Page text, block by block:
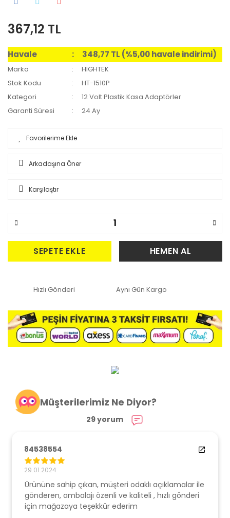
367,12 TL
Havale 348,77 TL (%5,00 havale indirimi)
Marka
HIGHTEK
Stok Kodu
HT-1510P
Kategori
12 Volt Plastik Kasa Adaptörler
Garanti Süresi
24 Ay
Arkadaşına Öner
Karşılaştır
SEPETE EKLE HEMEN AL
Hızlı Gönderi Aynı Gün Kargo
Müşterilerimiz Ne Diyor?
29 yorum
84538554
29.01.2024
Ürününe sahip çıkan, müşteri odaklı açıklamalar ile
gönderen, ambalajı özenli ve kaliteli , hızlı gönderi
için mağazaya teşekkür ederim